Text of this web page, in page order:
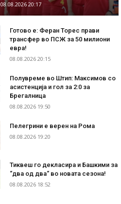
08.08.2026 20:17
Готово е: Феран Торес прави
трансфер во ПСЖ за 50 милиони
евра!
08.08.2026 20:15
Полувреме во Штип: Максимов со
асистенција и гол за 2:0 за
Брегалница
08.08.2026 19:50
Пелегрини е верен на Рома
08.08.2026 19:20
Тиквеш го декласира и Башкими за
“два од два“ во новата сезона!
08.08.2026 18:52